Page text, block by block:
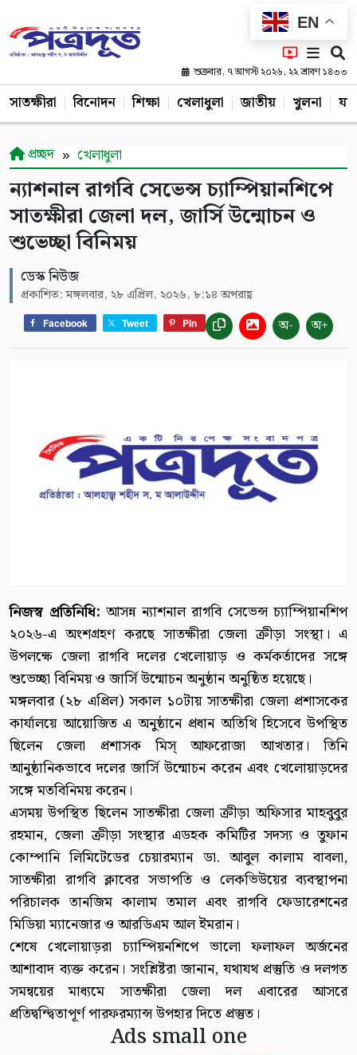
EN
শুক্রবার, ৭ আগস্ট ২০২৬, ২২ শ্রাবণ ১৪৩৩
সাতক্ষীরা বিনোদন শিক্ষা খেলাধুলা জাতীয় খুলনা
প্রচ্ছদ খেলাধুলা
ন্যাশনাল রাগবি সেভেন্স চ্যাম্পিয়ানশিপে
সাতক্ষীরা জেলা দল, জার্সি উন্মোচন ও
শুভেচ্ছা বিনিময়
ডেস্ক নিউজ
প্রকাশিত: মঙ্গলবার, ২৮ এপ্রিল, ২০২৬, ৮:১৪ অপরাহ্ণ
Facebook Tweet Pin অ- অ+
নিজস্ব প্রতিনিধি: আসন্ন ন্যাশনাল রাগবি সেভেন্স চ্যাম্পিয়ানশিপ
২০২৬-এ অংশগ্রহণ করছে সাতক্ষীরা জেলা ক্রীড়া সংস্থা। এ
উপলক্ষে জেলা রাগবি দলের খেলোয়াড় ও কর্মকর্তাদের সঙ্গে
শুভেচ্ছা বিনিময় ও জার্সি উন্মোচন অনুষ্ঠান অনুষ্ঠিত হয়েছে।
মঙ্গলবার (২৮ এপ্রিল) সকাল ১০টায় সাতক্ষীরা জেলা প্রশাসকের
কার্যালয়ে আয়োজিত এ অনুষ্ঠানে প্রধান অতিথি হিসেবে উপস্থিত
ছিলেন জেলা প্রশাসক মিস্ আফরোজা আখতার। তিনি
আনুষ্ঠানিকভাবে দলের জার্সি উন্মোচন করেন এবং খেলোয়াড়দের
সঙ্গে মতবিনিময় করেন।
এসময় উপস্থিত ছিলেন সাতক্ষীরা জেলা ক্রীড়া অফিসার মাহবুবুর
রহমান, জেলা ক্রীড়া সংস্থার এডহক কমিটির সদস্য ও তুফান
কোম্পানি লিমিটেডের চেয়ারম্যান ডা. আবুল কালাম বাবলা,
সাতক্ষীরা রাগবি ক্লাবের সভাপতি ও লেকভিউয়ের ব্যবস্থাপনা
পরিচালক তানজিম কালাম তমাল এবং রাগবি ফেডারেশনের
মিডিয়া ম্যানেজার ও আরডিএম আল ইমরান।
শেষে খেলোয়াড়রা চ্যাম্পিয়নশিপে ভালো ফলাফল অর্জনের
আশাবাদ ব্যক্ত করেন। সংশ্লিষ্টরা জানান, যথাযথ প্রস্তুতি ও দলগত
সমন্বয়ের মাধ্যমে সাতক্ষীরা জেলা দল এবারের আসরে
প্রতিদ্বন্দ্বিতাপূর্ণ পারফরম্যান্স উপহার দিতে প্রস্তুত।
Ads small one